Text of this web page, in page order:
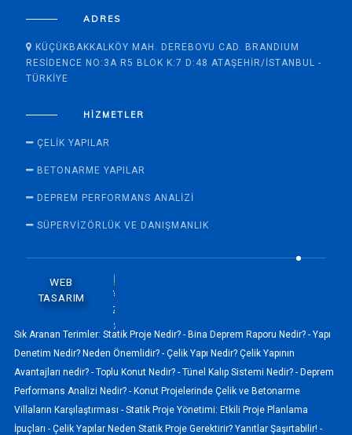
ADRES
KÜÇÜKBAKKALKÖY MAH. DEREBOYU CAD. BRANDIUM
RESIDENCE NO:3A R5 BLOK K:7 D:48 ATAŞEHIR/İSTANBUL -
TÜRKIYE
HIZMETLER
ÇELIK YAPILAR
BETONARME YAPILAR
DEPREM PERFORMANS ANALIZI
SÜPERVİZÖRLÜK VE DANIŞMANLIK
WEB
TASARIM
Sık Aranan Terimler: Statik Proje Nedir? - Bina Deprem Raporu Nedir? - Yapı
Denetim Nedir? Neden Önemlidir? - Çelik Yapı Nedir? Çelik Yapının
Avantajları nedir? - Toplu Konut Nedir? - Tünel Kalıp Sistemi Nedir? - Deprem
Performans Analizi Nedir? - Konut Projelerinde Çelik ve Betonarme
Villaların Karşılaştırması - Statik Proje Yönetimi: Etkili Proje Planlama
İpuçları - Çelik Yapılar Neden Statik Proje Gerektirir? Yanıtlar Şaşırtabilir! -